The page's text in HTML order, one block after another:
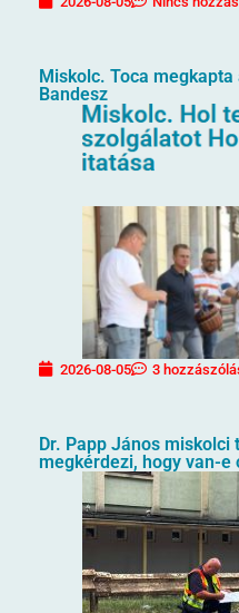
Miskolc. Toca
Bandesz
2026-08-05 3
Dr. Papp János
megkérdezi, hogy van-e